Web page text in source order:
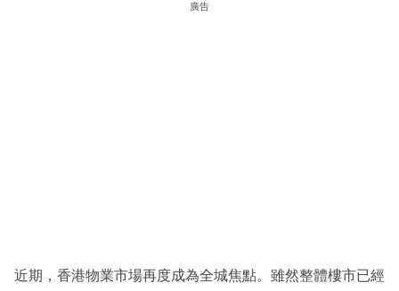
區
廣告
近期，香港物業市場再度成為全城焦點。雖然整體樓市已經